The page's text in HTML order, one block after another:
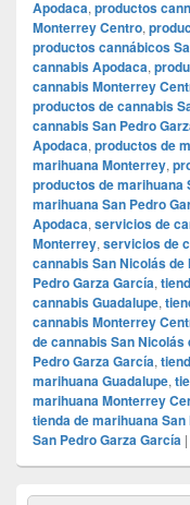
Apodaca, productos
Monterrey Centro,
productos cannábicos
cannabis Apodaca,
cannabis Monterrey
productos de cannabis
cannabis San Pedro
Apodaca, productos de
marihuana Monterrey,
productos de marihuana
marihuana San Pedro
Apodaca, servicios de
Monterrey, servicios de
cannabis San Nicolás de
Pedro Garza García,
cannabis Guadalupe,
cannabis Monterrey
de cannabis San Nicolás
Pedro Garza García,
marihuana Guadalupe,
marihuana Monterrey
tienda de marihuana
San Pedro Garza García |
Primary